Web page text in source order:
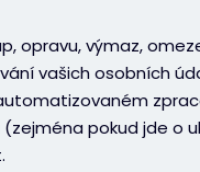
opravu, výmaz,
vašich osobních
pokud jde o